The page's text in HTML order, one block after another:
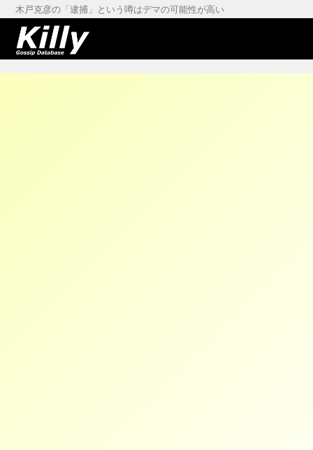
木戸克彦の「逮捕」という噂はデマの可能性が高い